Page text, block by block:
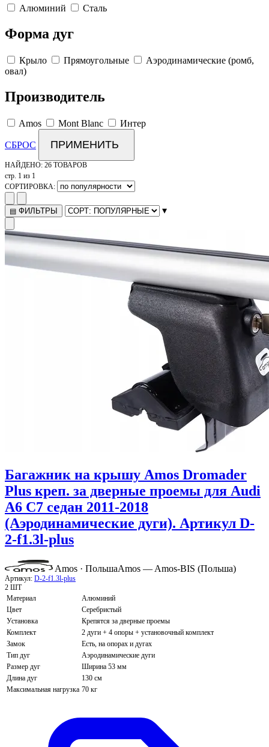
Алюминий Сталь
Форма дуг
Крыло Прямоугольные
Аэродинамические (ромб,
овал)
Производитель
Amos Mont Blanc Интер
СБРОС ПРИМЕНИТЬ
НАЙДЕНО: 26 ТОВАРОВ
стр. 1 из 1
СОРТИРОВКА:
▤ ФИЛЬТРЫ ▾
Багажник на крышу Amos Dromader
Plus креп. за дверные проемы для Audi
A6 C7 седан 2011-2018
(Аэродинамические дуги). Артикул D-
2-f1.3l-plus
Amos · ПольшаAmos — Amos-BIS (Польша)
Артикул: D-2-f1.3l-plus
2 ШТ
Материал
Алюминий
Цвет
Серебристый
Установка
Крепятся за дверные проемы
Комплект
2 дуги + 4 опоры + установочный комплект
Замок
Есть, на опорах и дугах
Тип дуг
Аэродинамические дуги
Размер дуг
Ширина 53 мм
Длина дуг
130 см
Максимальная нагрузка 70 кг